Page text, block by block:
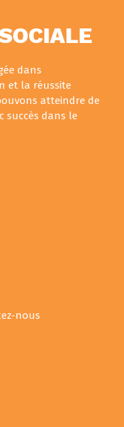
dans
et la réussite
atteindre de
succès dans le
nous